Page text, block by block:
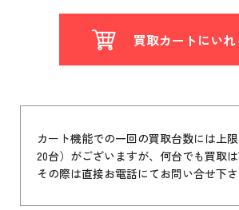
買取カートにいれ
カート機能での一回の買取台数には上
20台）がございますが、何台でも買取は
その際は直接お電話にてお問い合せ下さ